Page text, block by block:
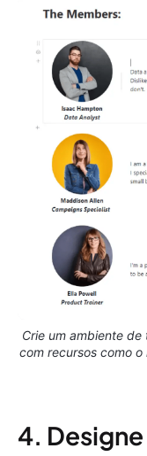
Crie um ambiente
com recursos como o
4.